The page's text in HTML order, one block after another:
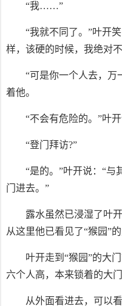
“我……”
“我就不同了。”叶开
样，该硬的时候，我绝对
“可是你一个人去，万
着他。
“不会有危险的。”叶
“登门拜访?”
“是的。”叶开说：“与
门进去。”
露水虽然已浸湿了叶
从这里他已看见了“猴园”
叶开走到“猴园”的大
六个人高，本来锁着的大
从外面看进去，可以